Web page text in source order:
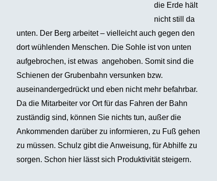
die Erde hält
nicht still da
unten. Der Berg arbeitet – vielleicht auch gegen den
dort wühlenden Menschen. Die Sohle ist von unten
aufgebrochen, ist etwas angehoben. Somit sind die
Schienen der Grubenbahn versunken bzw.
auseinandergedrückt und eben nicht mehr befahrbar.
Da die Mitarbeiter vor Ort für das Fahren der Bahn
zuständig sind, können Sie nichts tun, außer die
Ankommenden darüber zu informieren, zu Fuß gehen
zu müssen. Schulz gibt die Anweisung, für Abhilfe zu
sorgen. Schon hier lässt sich Produktivität steigern.